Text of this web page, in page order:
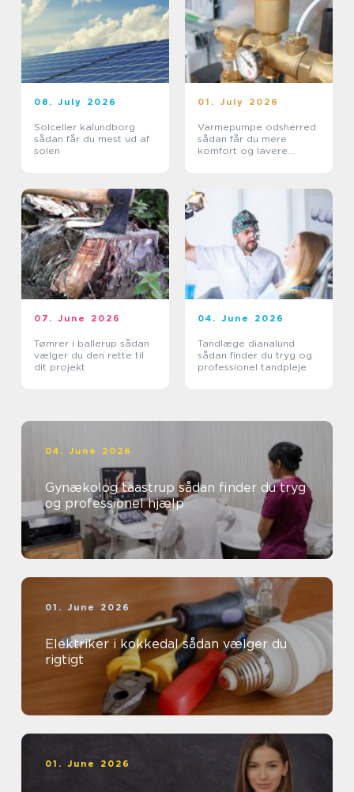
08. July 2026
Solceller kalundborg
sådan får du mest ud af
solen
01. July 2026
Varmepumpe odsherred
sådan får du mere
komfort og lavere
07. June 2026
Tømrer i ballerup sådan
vælger du den rette til
dit projekt
04. June 2026
Tandlæge dianalund
sådan finder du tryg og
professionel tandpleje
04. June 2026
Gynækolog taastrup sådan finder du tryg
og professionel hjælp
01. June 2026
Elektriker i kokkedal sådan vælger du
rigtigt
01. June 2026